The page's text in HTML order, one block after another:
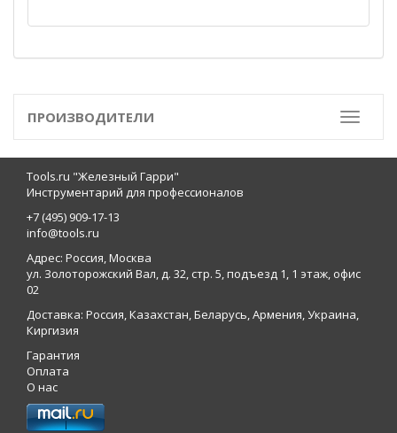
Toggle
ПРОИЗВОДИТЕЛИ
Tools.ru "Железный Гарри"
Инструментарий для профессионалов
+7 (495) 909-17-13
info@tools.ru
Адрес: Россия, Москва
ул. Золоторожский Вал, д. 32, стр. 5, подъезд 1, 1 этаж, офис
02
Доставка: Россия, Казахстан, Беларусь, Армения, Украина,
Киргизия
Гарантия
Оплата
О нас